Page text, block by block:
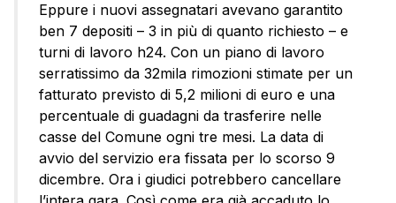
Eppure i nuovi assegnatari avevano garantito
ben 7 depositi – 3 in più di quanto richiesto – e
turni di lavoro h24. Con un piano di lavoro
serratissimo da 32mila rimozioni stimate per un
fatturato previsto di 5,2 milioni di euro e una
percentuale di guadagni da trasferire nelle
casse del Comune ogni tre mesi. La data di
avvio del servizio era fissata per lo scorso 9
dicembre. Ora i giudici potrebbero cancellare